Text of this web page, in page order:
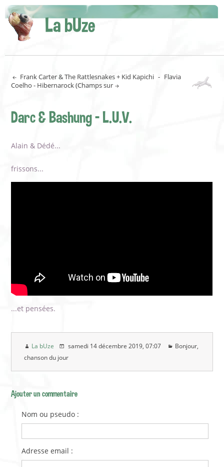
La bUze
Frank Carter & The Rattlesnakes + Kid Kapichi - Flavia
Coelho - Hibernarock (Champs sur
Darc & Bashung - L.U.V.
Alain & Dédé...
frissons...
...et pensées.
La bUze samedi 14 décembre 2019, 07:07
Bonjour,
chanson du jour
Ajouter un commentaire
Nom ou pseudo :
Adresse email :